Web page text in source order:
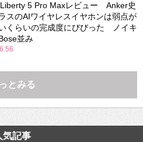
5 Pro Maxレビュー Anker史
スのAIワイヤレスイヤホンは弱点が
くらいの完成度にびびった ノイキ
並み
とみる
気記事